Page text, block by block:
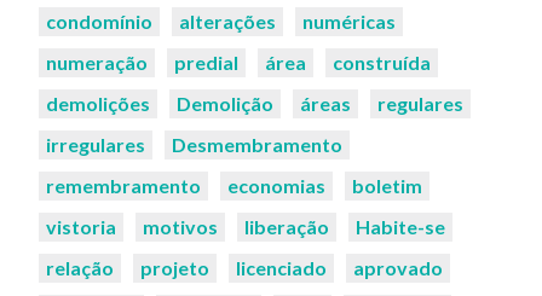
condomínio
alterações
numéricas
numeração
predial área
construída
demolições
Demolição áreas
regulares
irregulares
Desmembramento
remembramento
economias
boletim
vistoria
motivos liberação
Habite-se
relação
projeto licenciado
aprovado